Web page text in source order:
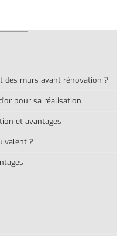
des murs avant rénovation ?
pour sa réalisation
et avantages
?